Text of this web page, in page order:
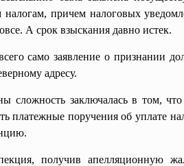
причем налоговых
А срок взыскания давно истек.
само заявление о признании
адресу.
сложность заключалась в том,
платежные поручения об уплате
получив апелляционную